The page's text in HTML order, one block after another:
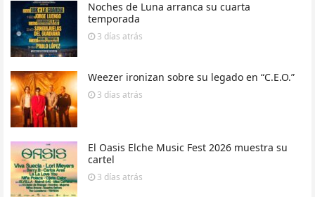
Noches de Luna arranca su cuarta
temporada
3 días atrás
Weezer ironizan sobre su legado en “C.E.O.”
3 días atrás
El Oasis Elche Music Fest 2026 muestra su
cartel
3 días atrás